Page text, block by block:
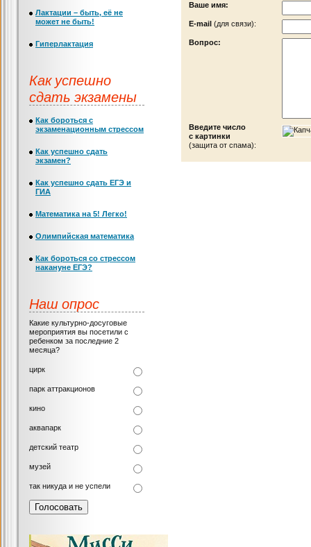
Ваше имя:
Е-mail (для связи):
Вопрос:
Введите число
с картинки
(защита от спама):
Лактации – быть, её не
может не быть!
Гиперлактация
Как успешно
сдать экзамены
Как бороться с
экзаменационным стрессом
Как успешно сдать
экзамен?
Как успешно сдать ЕГЭ и
ГИА
Математика на 5! Легко!
Олимпийская математика
Как бороться со стрессом
накануне ЕГЭ?
Наш опрос
Какие культурно-досуговые
мероприятия вы посетили с
ребенком за последние 2
месяца?
цирк
парк аттракционов
кино
аквапарк
детский театр
музей
так никуда и не успели